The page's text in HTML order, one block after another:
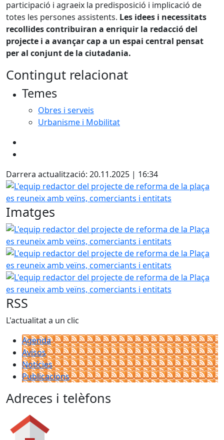
participació i agraeix la predisposició i implicació de
totes les persones assistents. Les idees i necessitats
recollides contribuiran a enriquir la redacció del
projecte i a avançar cap a un espai central pensat
per al conjunt de la ciutadania.
Contingut relacionat
Temes
Obres i serveis
Urbanisme i Mobilitat
Darrera actualització: 20.11.2025 | 16:34
L'equip redactor del projecte de reforma de la plaça es
Imatges
L'equip redactor del projecte de reforma de la Plaça es
L'equip redactor del projecte de reforma de la Plaça es
L'equip redactor del projecte de reforma de la Plaça es
RSS
L'actualitat a un clic
Agenda
Avisos
Notícies
Publicacions
Adreces i telèfons